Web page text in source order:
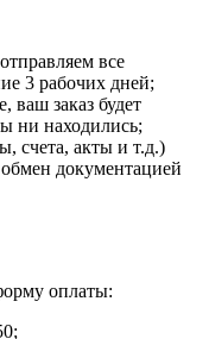
все
3 рабочих дней;
ваш заказ будет
ни находились;
счета, акты и т.д.)
документацией
оплаты: